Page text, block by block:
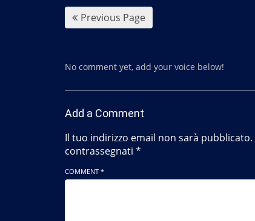
Previous Page
No comment yet, add your voice below!
Add a Comment
Il tuo indirizzo email non sarà pubblicato.
contrassegnati *
COMMENT *